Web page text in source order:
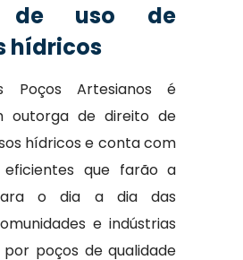
de uso de
hídricos
Poços Artesianos é
outorga de direito de
hídricos e conta com
eficientes que farão a
o dia a dia das
e indústrias
poços de qualidade